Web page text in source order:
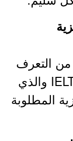
من التعرف
على اختبار اللغة الإنجليزية IELTS والذي
المطلوبة